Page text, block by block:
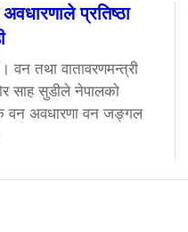
प्रतिष्ठा
वन तथा वातावरणमन्त्री
साह सुडीले नेपालको
वन अवधारणा वन जङ्गल